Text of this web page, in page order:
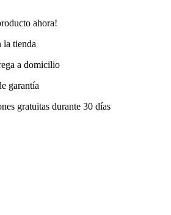
ahora!
la tienda
a domicilio
garantía
gratuitas durante 30 días